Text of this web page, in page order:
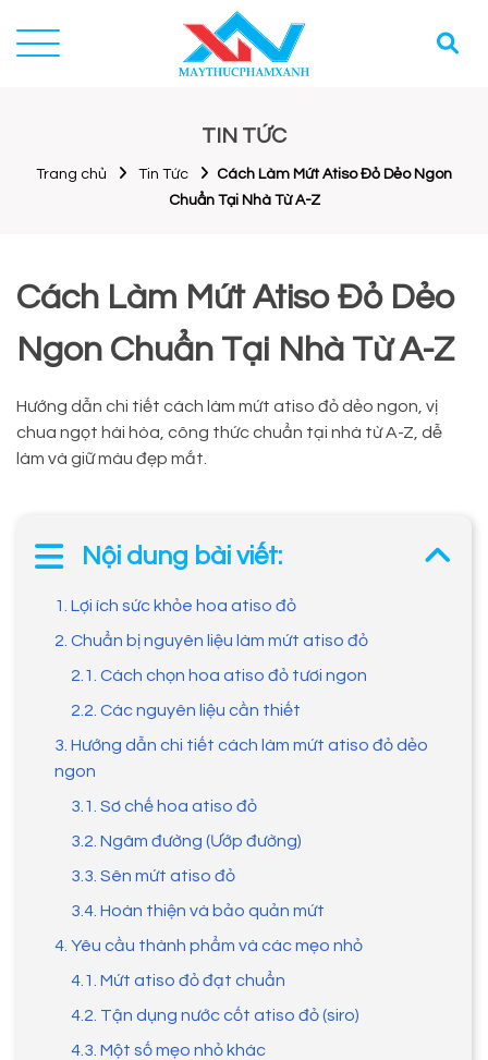
TIN TỨC
Trang chủ Tin Tức
Cách Làm Mứt Atiso Đỏ Dẻo Ngon
Chuẩn Tại Nhà Từ A-Z
Cách Làm Mứt Atiso Đỏ Dẻo
Ngon Chuẩn Tại Nhà Từ A-Z
Hướng dẫn chi tiết cách làm mứt atiso đỏ dẻo ngon, vị
chua ngọt hài hòa, công thức chuẩn tại nhà từ A-Z, dễ
làm và giữ màu đẹp mắt.
Nội dung bài viết:
1. Lợi ích sức khỏe hoa atiso đỏ
2. Chuẩn bị nguyên liệu làm mứt atiso đỏ
2.1. Cách chọn hoa atiso đỏ tươi ngon
2.2. Các nguyên liệu cần thiết
3. Hướng dẫn chi tiết cách làm mứt atiso đỏ dẻo
ngon
3.1. Sơ chế hoa atiso đỏ
3.2. Ngâm đường (Ướp đường)
3.3. Sên mứt atiso đỏ
3.4. Hoàn thiện và bảo quản mứt
4. Yêu cầu thành phẩm và các mẹo nhỏ
4.1. Mứt atiso đỏ đạt chuẩn
4.2. Tận dụng nước cốt atiso đỏ (siro)
4.3. Một số mẹo nhỏ khác